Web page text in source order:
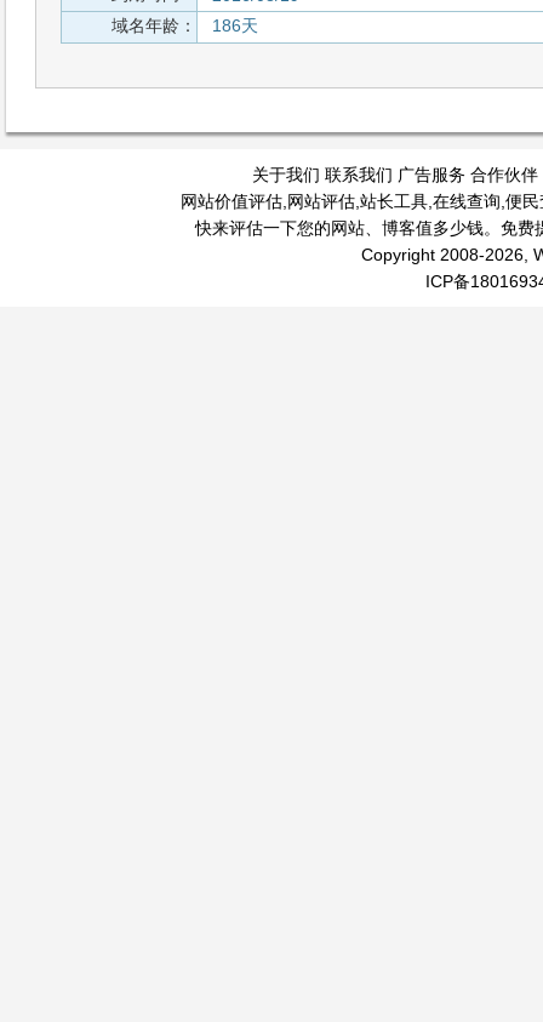
域名年龄：
186天
关于我们 联系我们 广告服务 合作伙伴
网站价值评估, 网站评估, 站长工具, 在线查询 便民
快来评估一下您的网站、博客值多少钱。免
Copyright 2008-2026,
ICP备